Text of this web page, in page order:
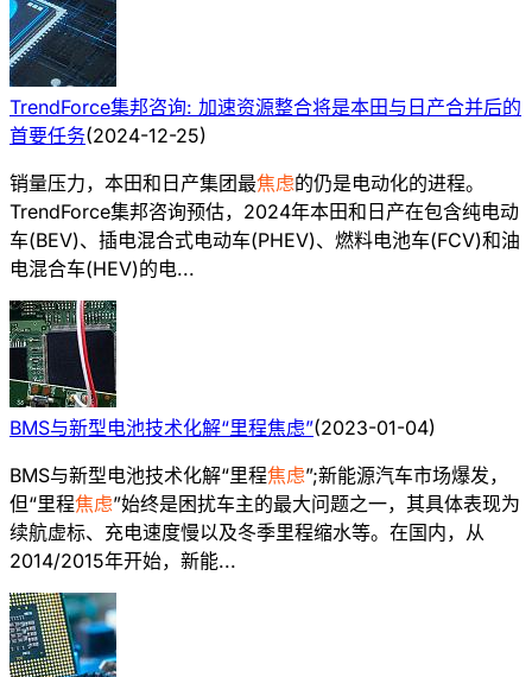
TrendForce集邦咨询: 加速资源整合将是本田与日产合并后的
首要任务(2024-12-25)
销量压力，本田和日产集团最焦虑的仍是电动化的进程。
TrendForce集邦咨询预估，2024年本田和日产在包含纯电动
车(BEV)、插电混合式电动车(PHEV)、燃料电池车(FCV)和油
电混合车(HEV)的电...
BMS与新型电池技术化解“里程焦虑”(2023-01-04)
BMS与新型电池技术化解“里程焦虑”;新能源汽车市场爆发，
但“里程焦虑”始终是困扰车主的最大问题之一，其具体表现为
续航虚标、充电速度慢以及冬季里程缩水等。在国内，从
2014/2015年开始，新能...